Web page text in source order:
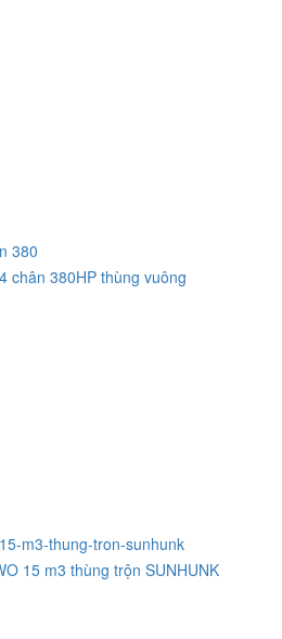
chân 380HP thùng vuông
15 m3 thùng trộn SUNHUNK